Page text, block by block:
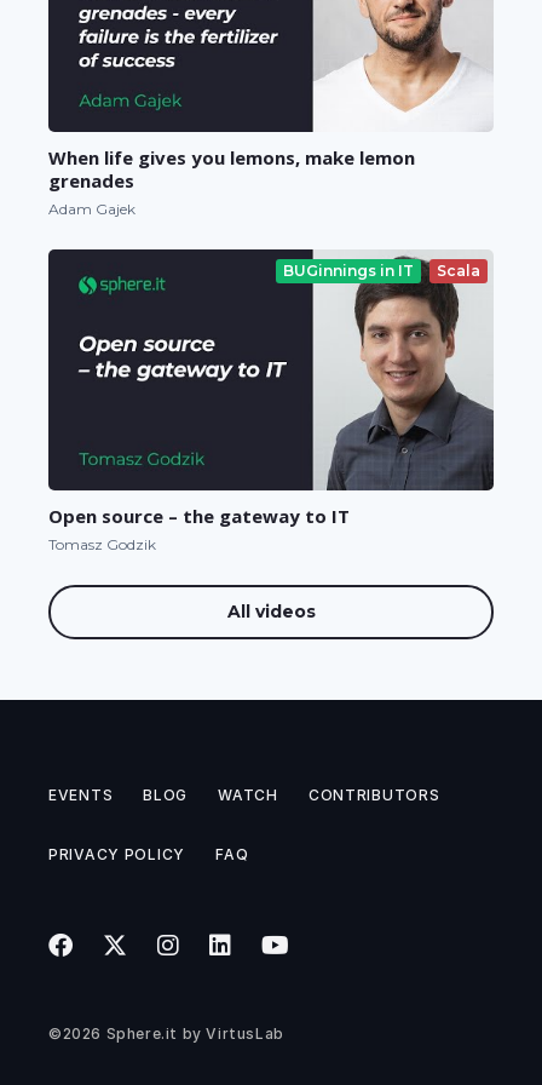
When life gives you lemons, make lemon
grenades
Adam Gajek
BUGinnings in IT Scala
Open source – the gateway to IT
Tomasz Godzik
All videos
EVENTS BLOG WATCH CONTRIBUTORS
PRIVACY POLICY FAQ
©2026 Sphere.it byVirtusLab